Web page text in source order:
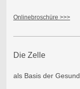
Onlinebroschüre >>>
Die Zelle
als Basis der